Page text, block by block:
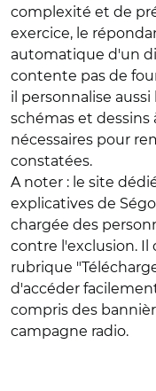
complexité et de
exercice, le
automatique d'un
contente pas de
il personnalise
schémas et dessins
nécessaires pour
constatées.
A noter : le site
explicatives de
chargée des
contre l'exclusion. Il
rubrique
d'accéder
compris des
campagne radio.